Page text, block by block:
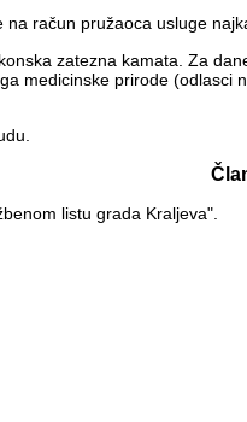
račun pružaoca usluge
zatezna kamata. Za
medicinske prirode
listu grada Kraljeva".